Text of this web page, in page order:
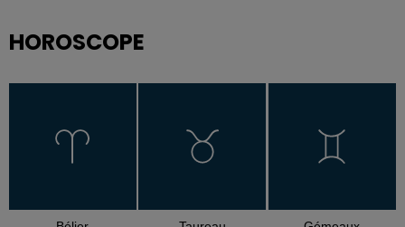
HOROSCOPE